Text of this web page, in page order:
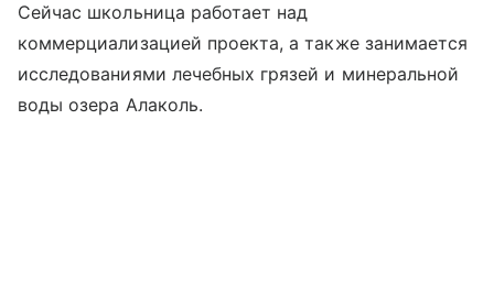
Сейчас школьница работает над
коммерциализацией проекта, а также занимается
исследованиями лечебных грязей и минеральной
воды озера Алаколь.